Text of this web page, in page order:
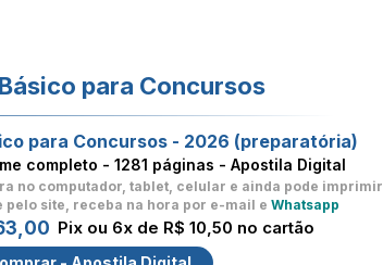
para Concursos
para Concursos - 2026 (preparatória)
completo - 1281 páginas - Apostila Digital
no computador, tablet, celular e ainda pode imprimir
pelo site, receba na hora por e-mail e Whatsapp
Pix ou 6x de R$ 10,50 no cartão